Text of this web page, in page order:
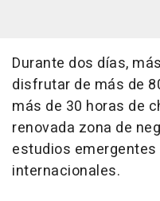
Durante dos días,
disfrutar de más de
más de 30 horas de
renovada zona de
estudios
internacionales.